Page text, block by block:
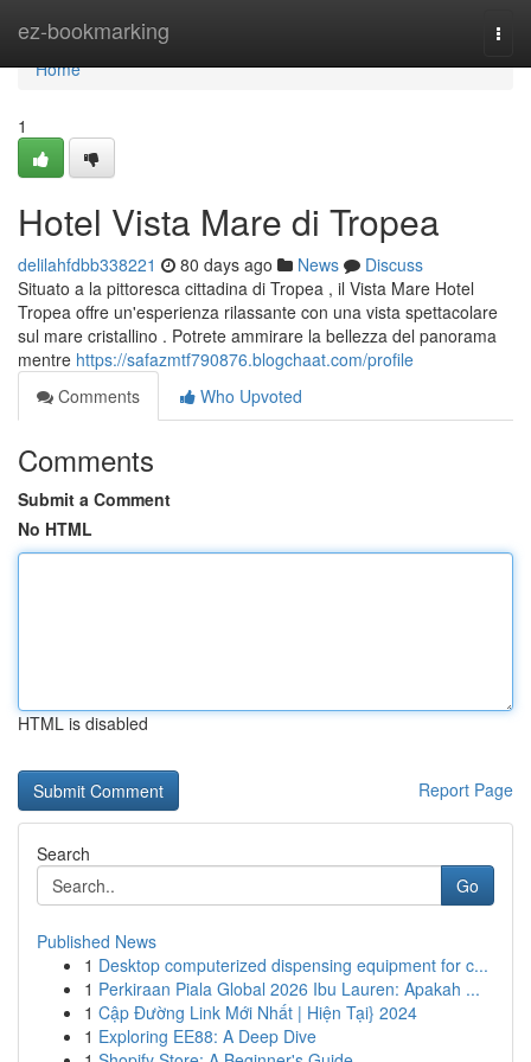
ez-bookmarking
Home
Home
1
Hotel Vista Mare di Tropea
delilahfdbb338221 80 days ago News
Discuss
Situato a la pittoresca cittadina di Tropea , il Vista Mare Hotel
Tropea offre un'esperienza rilassante con una vista spettacolare
sul mare cristallino . Potrete ammirare la bellezza del panorama
mentre https://safazmtf790876.blogchaat.com/profile
Comments
Who Upvoted
Comments
Submit a Comment
No HTML
HTML is disabled
Report Page
Search
Go
Published News
1 Desktop computerized dispensing equipment for c...
1 Perkiraan Piala Global 2026 Ibu Lauren: Apakah ...
1 Cập Đường Link Mới Nhất | Hiện Tại} 2024
1 Exploring EE88: A Deep Dive